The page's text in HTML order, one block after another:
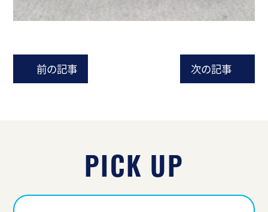
前の記事 次の記事
PICK UP